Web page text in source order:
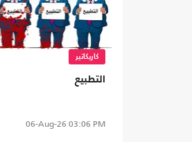
كاريكاتير
التطبيع
06-Aug-26 03:06 PM